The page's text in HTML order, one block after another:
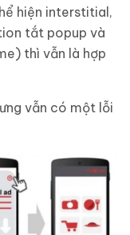
hiện interstitial,
tắt popup và
thì vẫn là hợp
vẫn có một lỗi